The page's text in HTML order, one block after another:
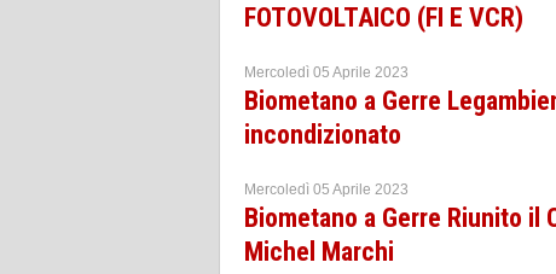
FOTOVOLTAICO (FI E VCR)
Mercoledì 05 Aprile 2023
Biometano a Gerre
incondizionato
Mercoledì 05 Aprile 2023
Biometano a Gerre Riunito il
Michel Marchi